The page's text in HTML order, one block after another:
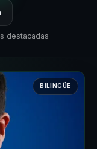
destacadas
BILINGÜE